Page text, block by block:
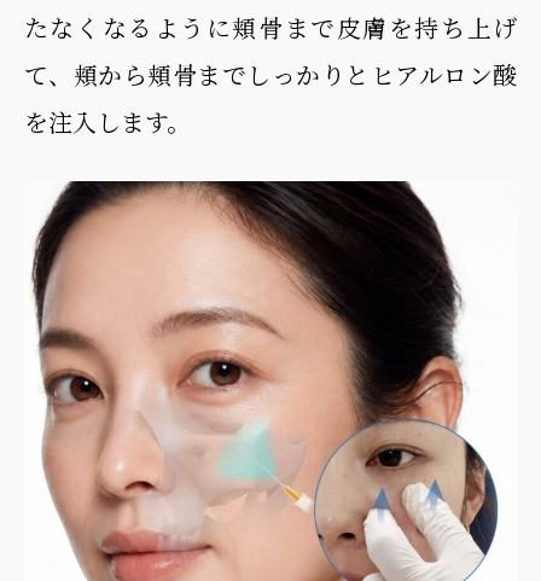
たなくなるように頬骨まで皮膚を持ち上げ
て、頬から頬骨までしっかりとヒアルロン酸
を注入します。